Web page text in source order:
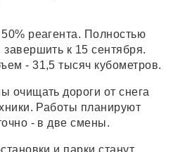
реагента. Полностью
к 15 сентября.
- 31,5 тысяч кубометров.
очищать дороги от снега
Работы планируют
- в две смены.
и парки станут